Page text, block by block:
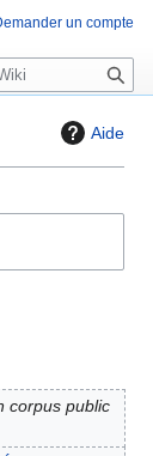
Aide
corpus public
un compte